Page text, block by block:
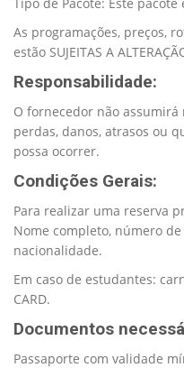
As programações, preços,
estão SUJEITAS A
Responsabilidade:
O fornecedor não
perdas, danos, atrasos ou
possa ocorrer.
Condições Gerais:
Para realizar uma reserva
Nome completo, número de
nacionalidade.
Em caso de estudantes:
CARD.
Documentos
Passaporte com validade